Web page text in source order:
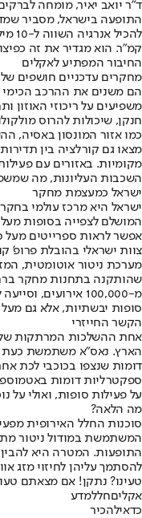
ד"ר יואב יאיר, מומחה
התופעה בישראל, מסביר
קמ”ר. הוא מגדיר את זה
החיבור המפתיע לאקלים
מחקרים עדכניים חושפים
הם משנים את ההרכב הכימי
משפיעים על ריכוזי האוזון
חנקן, שיכולות להרוס
כמו אזור המונסון באסיה,
מצאו גם קורלציה בין
מקומיות. באזורים עם
השכבות העליונות, מה
ישראל כמעצמת מחקר
ישראל היא מרכז עולמי
המושלם לצפייה בסופות
אפשר לראות ספרייטים
צוות ישראלי בהובלת פרופ'
מערכת ניטור אוטומטית,
שהותקנה בתחנות מחקר
מ-100,000
סופות יבשתיות, אלא גם מעל
הקשר החייזרי
אחת ההשלכות המרתקות של
הארץ. נאס"א משתמשת כעת
דומות שנצפו בכוכבי לכת
ספקטרליות דומות
על פעילות סופות, ואולי על
מה הלאה?
המשתמשת במודול ניטור
התופעות. המטרה היא להבין
להסתמך עליהן לחיזוי מזג
טעינו? נתקן! אם מצאתם
אקליםחללמדע
כדאילהכיר